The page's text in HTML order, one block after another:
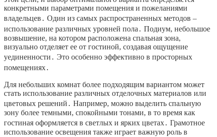
конкретными параметрами помещения и пожеланиями
владельцев․ Один из самых распространенных методов –
использование различных уровней пола․ Подиум, небольшое
возвышение, на котором расположена спальная зона,
визуально отделяет ее от гостиной, создавая ощущение
уединенности․ Это особенно эффективно в просторных
помещениях․
Для небольших комнат более подходящим вариантом может
стать использование различных отделочных материалов или
цветовых решений․ Например, можно выделить спальную
зону более темными, спокойными тонами, в то время как
гостиная оформляется в светлых и ярких цветах․ Грамотное
использование освещения также играет важную роль в